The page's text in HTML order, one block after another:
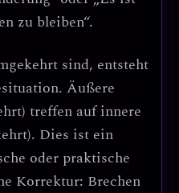
zu bleiben“.
sind, entsteht
. Äußere
treffen auf innere
Dies ist ein
oder praktische
Korrektur: Brechen